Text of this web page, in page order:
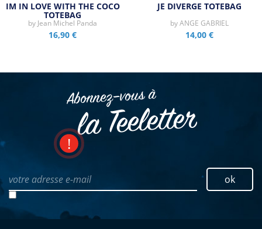
IM IN LOVE WITH THE COCO
TOTEBAG
by Jean Michel Panda
16,90 €
JE DIVERGE TOTEBAG
byANGE GABRIEL
14,00 €
Abonnez–vous à
la Teeletter
votre adresse e-mail ok